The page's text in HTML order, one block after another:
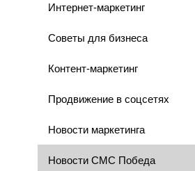
Интернет-маркетинг
Советы для бизнеса
Контент-маркетинг
Продвижение в соцсетях
Новости маркетинга
Новости СМС Победа